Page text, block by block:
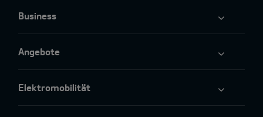
Business
Angebote
Elektromobilität